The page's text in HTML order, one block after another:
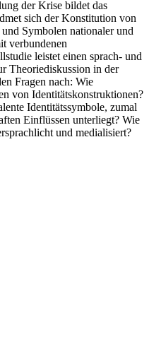
der Krise bildet das
sich der Konstitution von
Symbolen nationaler und
verbundenen
leistet einen sprach- und
Theoriediskussion in der
Fragen nach: Wie
von Identitätskonstruktionen?
Identitätssymbole, zumal
Einflüssen unterliegt? Wie
und medialisiert?